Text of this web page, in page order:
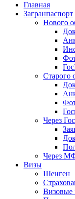
Главная
Загранпаспорт
Нового
Старого
Через
Через
Визы
Шенген
Визовые